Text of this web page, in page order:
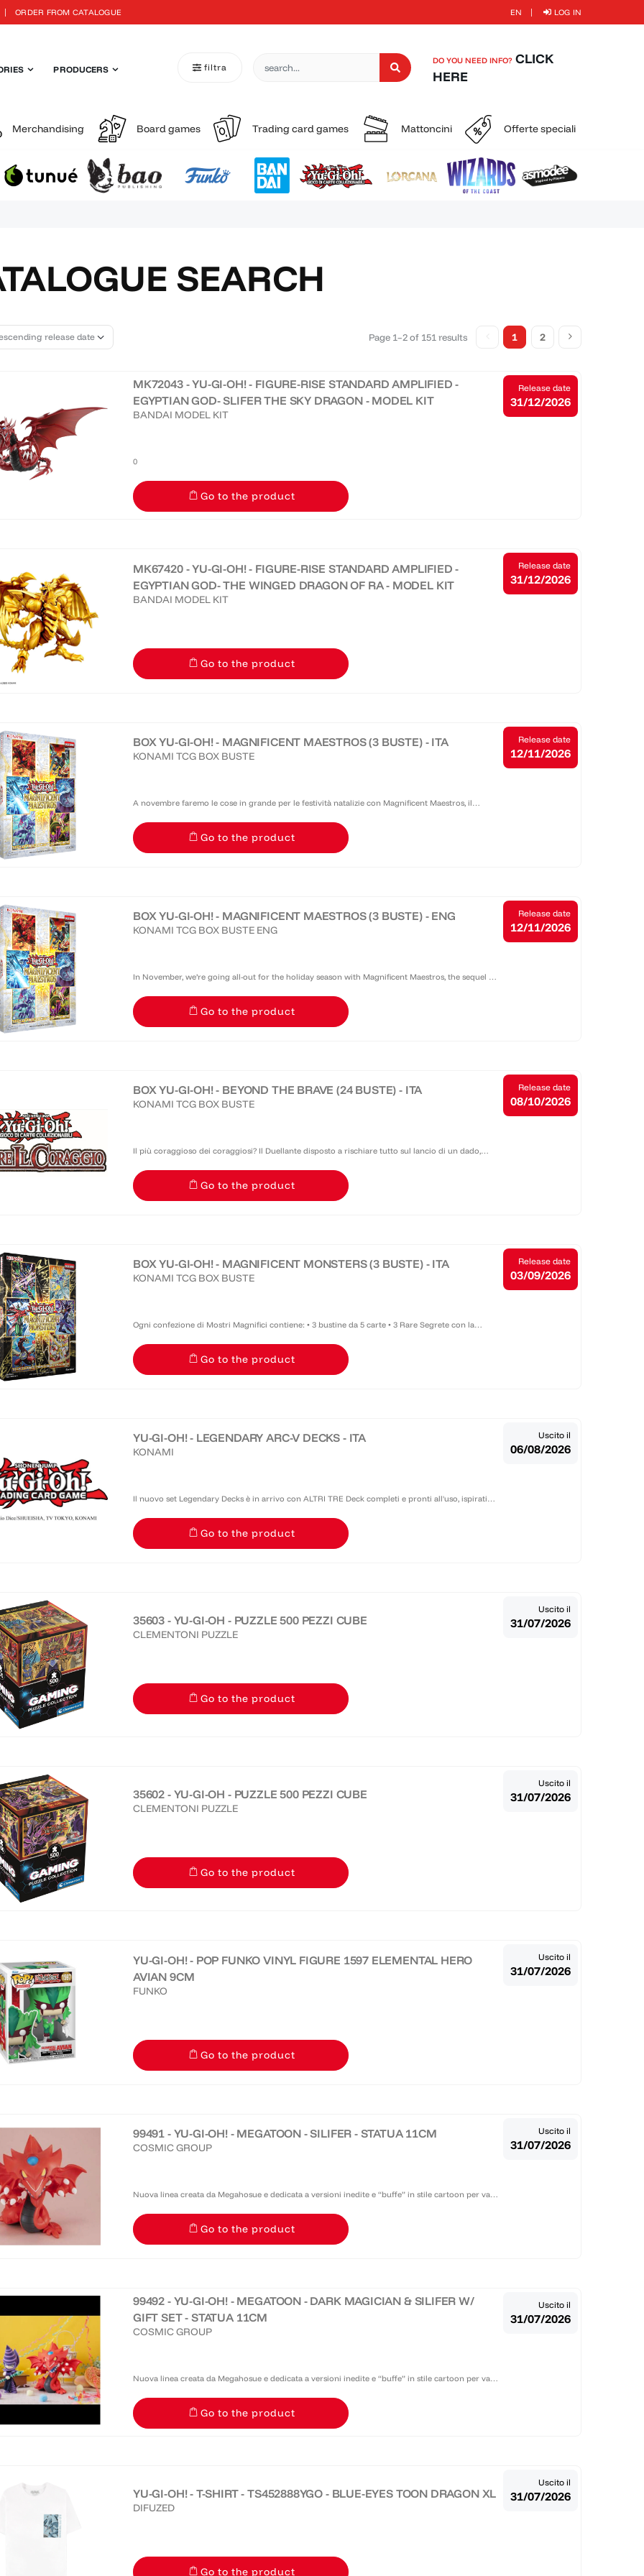
ORDER FROM CATALOGUE EN LOG IN
PRODUCERS filtra
DO YOU NEED INFO? CLICK
HERE
Merchandising Board games Trading card games Mattoncini Offerte speciali
SEARCH
Page 1–2 of 151 results 1 2
MK72043 - YU-GI-OH! - FIGURE-RISE STANDARD AMPLIFIED -
EGYPTIAN GOD- SLIFER THE SKY DRAGON - MODEL KIT
BANDAI MODEL KIT
0
Go to the product
Release date
31/12/2026
MK67420 - YU-GI-OH! - FIGURE-RISE STANDARD AMPLIFIED -
EGYPTIAN GOD- THE WINGED DRAGON OF RA - MODEL KIT
BANDAI MODEL KIT
Go to the product
Release date
31/12/2026
BOX YU-GI-OH! - MAGNIFICENT MAESTROS (3 BUSTE) - ITA
KONAMI TCG BOX BUSTE
A novembre faremo le cose in grande per le festività natalizie con Magnificent Maestros, il
seguito di Magnificent Monsters di settembre. Ed è ancora più pieno di contenuti! Vogliamo che
tutti...
Go to the product
Release date
12/11/2026
BOX YU-GI-OH! - MAGNIFICENT MAESTROS (3 BUSTE) - ENG
KONAMI TCG BOX BUSTE ENG
In November, we’re going all-out for the holiday season with Magnificent Maestros, the sequel to
September’s Magnificent Monsters. And it’s got EVEN MORE stuff packed into it. We want
everyone to...
Go to the product
Release date
12/11/2026
BOX YU-GI-OH! - BEYOND THE BRAVE (24 BUSTE) - ITA
KONAMI TCG BOX BUSTE
Il più coraggioso dei coraggiosi? Il Duellante disposto a rischiare tutto sul lancio di un dado,
sulla testa o croce di una moneta o sul giro di una lancetta? Proprio lui, Joey Wheeler! E una...
Go to the product
Release date
08/10/2026
BOX YU-GI-OH! - MAGNIFICENT MONSTERS (3 BUSTE) - ITA
KONAMI TCG BOX BUSTE
Ogni confezione di Mostri Magnifici contiene: • 3 bustine da 5 carte • 3 Rare Segrete con la
possibilità di trovarle in versione Rara Starlight Ecco la notizia che tutti stavano aspettando!
Tutto...
Go to the product
Release date
03/09/2026
YU-GI-OH! - LEGENDARY ARC-V DECKS - ITA
KONAMI
Il nuovo set Legendary Decks è in arrivo con ALTRI TRE Deck completi e pronti all'uso, ispirati
ad alcuni dei Deck più popolari nati da Yu-Gi-Oh! ARC-V! Legendary Arc-V Decks presenta la
stessa...
Go to the product
Uscito il
06/08/2026
35603 - YU-GI-OH - PUZZLE 500 PEZZI CUBE
CLEMENTONI PUZZLE
Go to the product
Uscito il
31/07/2026
35602 - YU-GI-OH - PUZZLE 500 PEZZI CUBE
CLEMENTONI PUZZLE
Go to the product
Uscito il
31/07/2026
YU-GI-OH! - POP FUNKO VINYL FIGURE 1597 ELEMENTAL HERO
AVIAN 9CM
FUNKO
Go to the product
Uscito il
31/07/2026
99491 - YU-GI-OH! - MEGATOON - SILIFER - STATUA 11CM
COSMIC GROUP
Nuova linea creata da Megahosue e dedicata a versioni inedite e “buffe” in stile cartoon per vari
soggetti tratti dalle più celebri licenze manga-anime
Go to the product
Uscito il
31/07/2026
99492 - YU-GI-OH! - MEGATOON - DARK MAGICIAN & SILIFER W/
GIFT SET - STATUA 11CM
COSMIC GROUP
Nuova linea creata da Megahosue e dedicata a versioni inedite e “buffe” in stile cartoon per vari
soggetti tratti dalle più celebri licenze manga-anime
Go to the product
Uscito il
31/07/2026
YU-GI-OH! - T-SHIRT - TS452888YGO - BLUE-EYES TOON DRAGON XL
DIFUZED
Go to the product
Uscito il
31/07/2026